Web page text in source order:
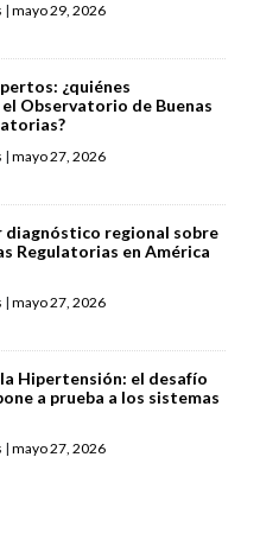
| mayo 29, 2026
¿quiénes
Observatorio de Buenas
| mayo 27, 2026
diagnóstico regional sobre
Regulatorias en América
| mayo 27, 2026
Hipertensión: el desafío
a prueba a los sistemas
| mayo 27, 2026